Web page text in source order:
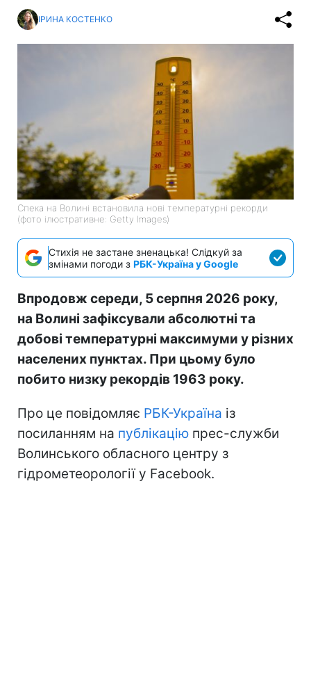
ІРИНА КОСТЕНКО
Спека на Волині встановила нові температурні рекорди
(фото ілюстративне: Getty Images)
Стихія не застане зненацька! Слідкуй за
змінами погоди з РБК-Україна у Google
Впродовж середи, 5 серпня 2026 року,
на Волині зафіксували абсолютні та
добові температурні максимуми у різних
населених пунктах. При цьому було
побито низку рекордів 1963 року.
Про це повідомляє РБК-Україна із
посиланням на публікацію прес-служби
Волинського обласного центру з
гідрометеорології у Facebook.